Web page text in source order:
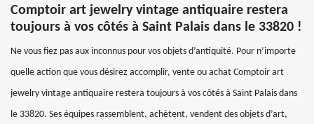
Comptoir art jewelry vintage antiquaire restera
toujours à vos côtés à Saint Palais dans le 33820 !
Ne vous fiez pas aux inconnus pour vos objets d’antiquité. Pour n’importe
quelle action que vous désirez accomplir, vente ou achat Comptoir art
jewelry vintage antiquaire restera toujours à vos côtés à Saint Palais dans
le 33820. Ses équipes rassemblent, achètent, vendent des objets d’art,